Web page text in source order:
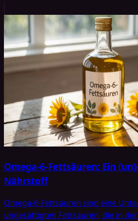
Omega-6-Fettsäuren: Ein
Nährstoff
Omega-6-Fettsäuren sind eine
ungesättigten Fettsäuren, die in